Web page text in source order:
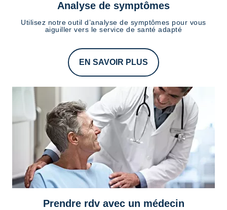
Analyse de symptômes
Utilisez notre outil d’analyse de symptômes pour vous
aiguiller vers le service de santé adapté
EN SAVOIR PLUS
Prendre rdv avec un médecin